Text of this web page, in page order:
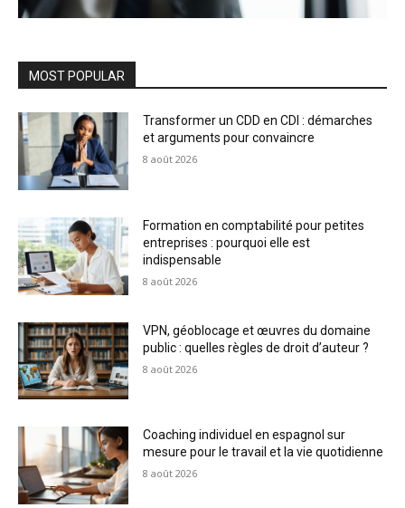
MOST POPULAR
Transformer un CDD en CDI : démarches
et arguments pour convaincre
8 août 2026
Formation en comptabilité pour petites
entreprises : pourquoi elle est
indispensable
8 août 2026
VPN, géoblocage et œuvres du domaine
public : quelles règles de droit d’auteur ?
8 août 2026
Coaching individuel en espagnol sur
mesure pour le travail et la vie quotidienne
8 août 2026